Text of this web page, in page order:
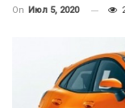
On Июл 5, 2020